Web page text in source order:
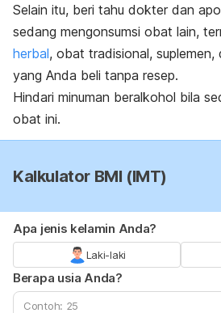
Selain itu, beri tahu dokter dan
sedang mengonsumsi obat lain,
herbal, obat tradisional,
yang Anda beli tanpa resep.
Hindari minuman beralkohol bila
obat ini.
Kalkulator BMI (IMT)
Apa jenis kelamin Anda?
Laki-laki
Berapa usia Anda?